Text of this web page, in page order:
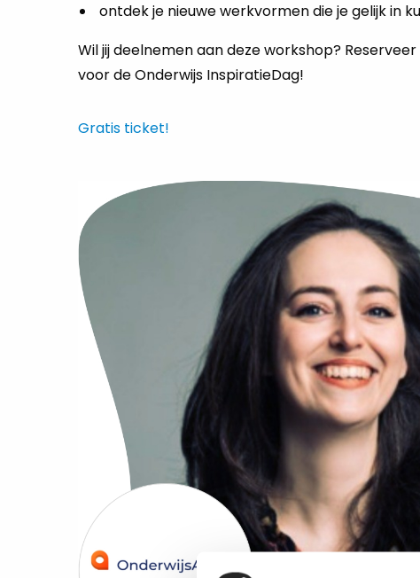
ontdek je nieuwe werkvormen die je gelijk in
Wil jij deelnemen aan deze workshop?
voor de Onderwijs InspiratieDag!
Gratis ticket!